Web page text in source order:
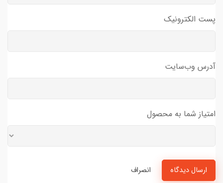
پست الکترونیک
آدرس وب‌سایت
امتیاز شما به محصول
ارسال دیدگاه انصراف